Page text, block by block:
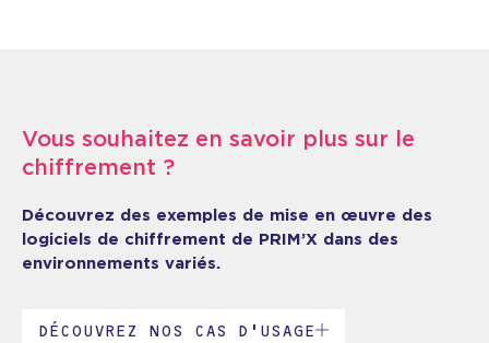
Vous souhaitez en savoir plus sur le
chiffrement ?
Découvrez des exemples de mise en œuvre des
logiciels de chiffrement de PRIM’X dans des
environnements variés.
DÉCOUVREZ NOS CAS D’USAGE